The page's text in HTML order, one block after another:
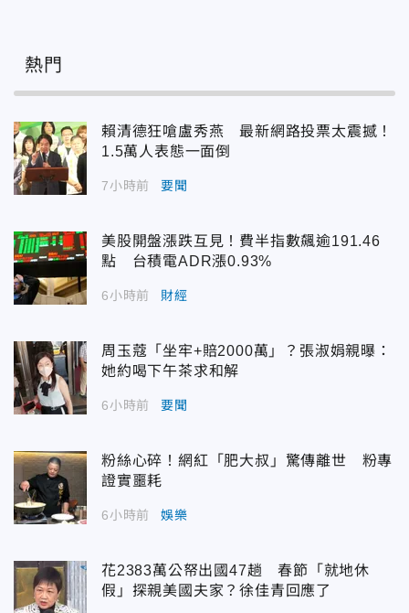
熱門
賴清德狂嗆盧秀燕 最新網路投票太震撼！
1.5萬人表態一面倒
7小時前 要聞
美股開盤漲跌互見！費半指數飆逾191.46
點 台積電ADR漲0.93%
6小時前 財經
周玉蔻「坐牢+賠2000萬」？張淑娟親曝：
她約喝下午茶求和解
6小時前 要聞
粉絲心碎！網紅「肥大叔」驚傳離世 粉專
證實噩耗
6小時前 娛樂
花2383萬公帑出國47趟 春節「就地休
假」探親美國夫家？徐佳青回應了